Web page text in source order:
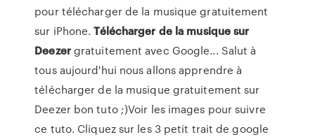
pour télécharger de la musique gratuitement
sur iPhone.Télécharger de la musiquesur
Deezergratuitement avec Google... Salut à
tous aujourd'hui nous allons apprendre à
télécharger de la musique gratuitement sur
Deezer bon tuto ;)Voir les images pour suivre
ce tuto. Cliquez sur les 3 petit trait de google